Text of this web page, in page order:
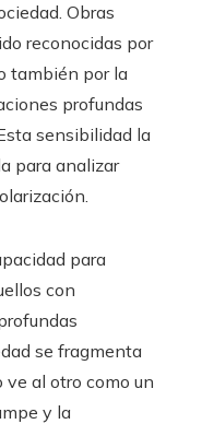
Obras
reconocidas por
también por la
profundas
sensibilidad la
para analizar
para
con
se fragmenta
ve al otro como un
y la